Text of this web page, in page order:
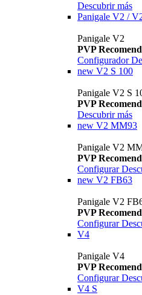
Descubrir más
Panigale V2 /
Panigale V2
PVP
Configurador
new V2 S 100
Panigale V2 S
PVP
Descubrir más
new V2 MM93
Panigale V2
PVP
Configurar
new V2 FB63
Panigale V2
PVP
Configurar
V4
Panigale V4
PVP
Configurar
V4 S